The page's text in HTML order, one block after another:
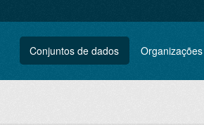
Conjuntos de dados Organizações